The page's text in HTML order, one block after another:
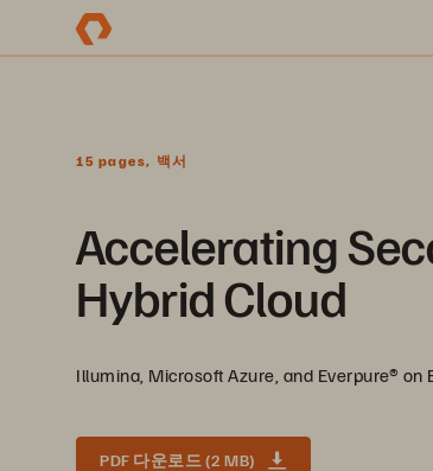
15 pages, 백서
Accelerating
Hybrid Cloud
Illumina, Microsoft Azure, and Everpure®
PDF 다운로드 (2 MB)